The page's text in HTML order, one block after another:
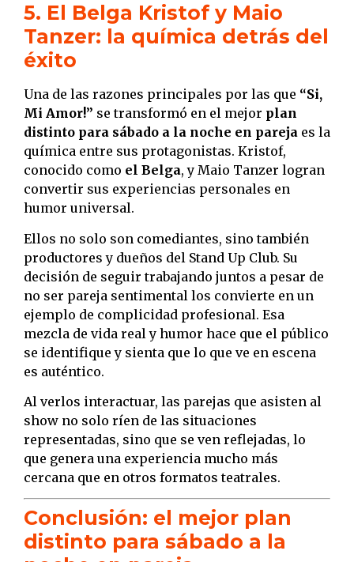
5. El Belga Kristof y Maio
Tanzer: la química detrás del
éxito
Una de las razones principales por las que “Si,
Mi Amor!” se transformó en el mejor plan
distinto para sábado a la noche en pareja es la
química entre sus protagonistas. Kristof,
conocido como el Belga, y Maio Tanzer logran
convertir sus experiencias personales en
humor universal.
Ellos no solo son comediantes, sino también
productores y dueños del Stand Up Club. Su
decisión de seguir trabajando juntos a pesar de
no ser pareja sentimental los convierte en un
ejemplo de complicidad profesional. Esa
mezcla de vida real y humor hace que el público
se identifique y sienta que lo que ve en escena
es auténtico.
Al verlos interactuar, las parejas que asisten al
show no solo ríen de las situaciones
representadas, sino que se ven reflejadas, lo
que genera una experiencia mucho más
cercana que en otros formatos teatrales.
Conclusión: el mejor plan
distinto para sábado a la